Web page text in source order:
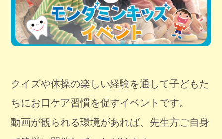
クイズや体操の楽しい経験を通して子どもた
ちにお口ケア習慣を促すイベントです。
動画が観られる環境があれば、先生方ご自身